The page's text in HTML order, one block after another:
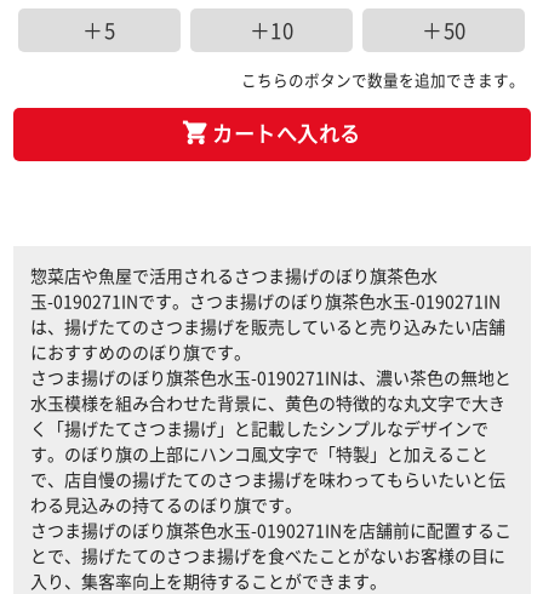
＋5 ＋10 ＋50
こちらのボタンで数量を追加できます。
カートへ入れる
惣菜店や魚屋で活用されるさつま揚げのぼり旗茶色水
玉-0190271INです。さつま揚げのぼり旗茶色水玉-0190271IN
は、揚げたてのさつま揚げを販売していると売り込みたい店舗
におすすめののぼり旗です。
さつま揚げのぼり旗茶色水玉-0190271INは、濃い茶色の無地と
水玉模様を組み合わせた背景に、黄色の特徴的な丸文字で大き
く「揚げたてさつま揚げ」と記載したシンプルなデザインで
す。のぼり旗の上部にハンコ風文字で「特製」と加えること
で、店自慢の揚げたてのさつま揚げを味わってもらいたいと伝
わる見込みの持てるのぼり旗です。
さつま揚げのぼり旗茶色水玉-0190271INを店舗前に配置するこ
とで、揚げたてのさつま揚げを食べたことがないお客様の目に
入り、集客率向上を期待することができます。